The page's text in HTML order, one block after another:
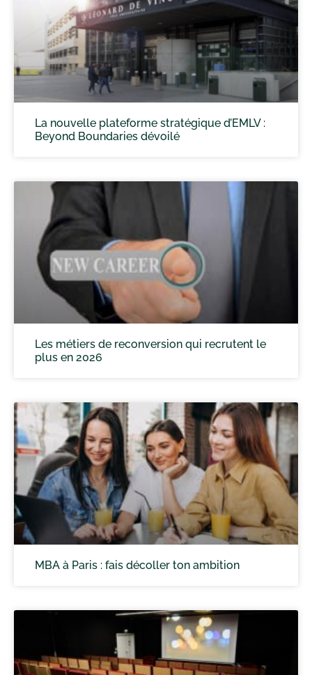
La nouvelle plateforme stratégique d’EMLV :
Beyond Boundaries dévoilé
Les métiers de reconversion qui recrutent le
plus en 2026
MBA à Paris : fais décoller ton ambition